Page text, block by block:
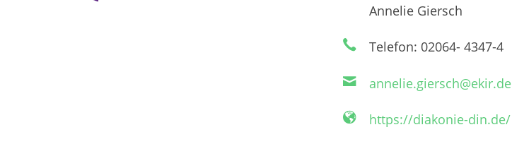
Annelie Giersch
Telefon: 02064- 4347-4
annelie.giersch@ekir.de
https://diakonie-din.de/